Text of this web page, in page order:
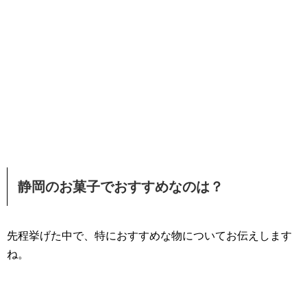
静岡のお菓子でおすすめなのは？
先程挙げた中で、特におすすめな物についてお伝えします
ね。